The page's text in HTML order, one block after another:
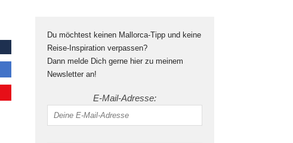
Du möchtest keinen Mallorca-Tipp und keine
Reise-Inspiration verpassen?
Dann melde Dich gerne hier zu meinem
Newsletter an!
E-Mail-Adresse: